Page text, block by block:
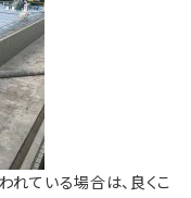
れている場合は、良くこ